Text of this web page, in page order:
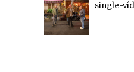
single-